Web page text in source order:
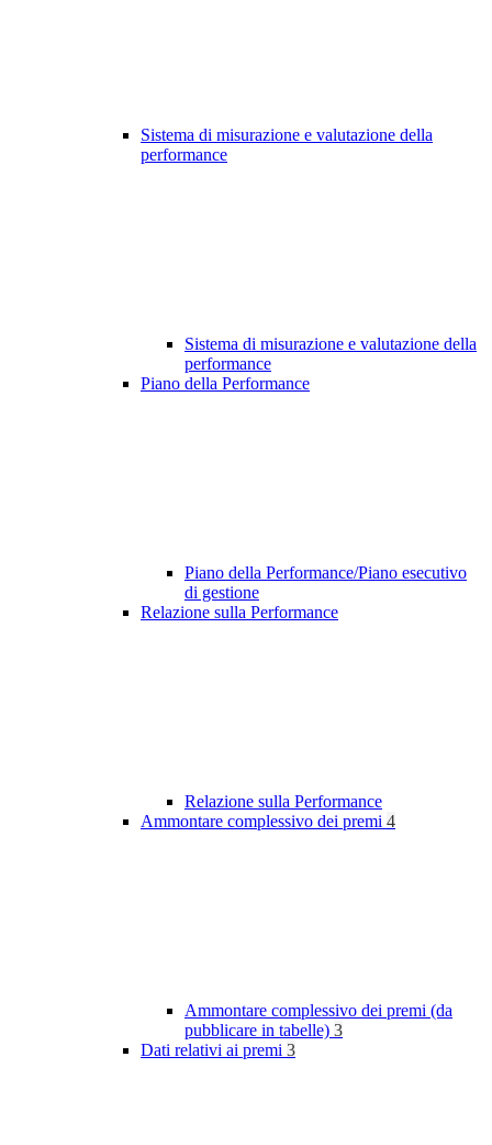
Sistema di misurazione e valutazione della
performance
Sistema di misurazione e valutazione della
performance
Piano della Performance
Piano della Performance/Piano esecutivo
di gestione
Relazione sulla Performance
Relazione sulla Performance
Ammontare complessivo dei premi 4
Ammontare complessivo dei premi (da
pubblicare in tabelle) 3
Dati relativi ai premi 3